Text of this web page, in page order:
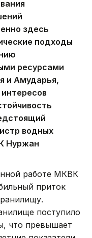
здесь
подходы
ресурсами
и Амударья,
водных
Нуржан
работе МКВК
приток
поступило
что превышает